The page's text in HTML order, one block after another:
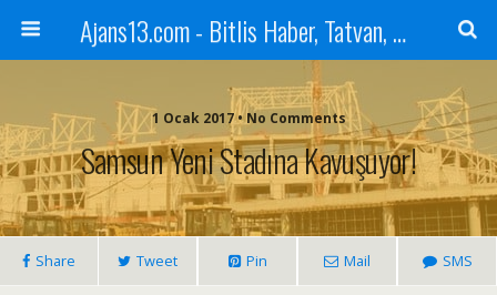
Ajans13.com - Bitlis Haber, Tatvan, Ahlat, Adilcevaz, Mutki, Hizan, Güroymak, Gazete, Ajans, 13, Haber
1 Ocak 2017 • No Comments
Samsun Yeni Stadına Kavuşuyor!
Share Tweet Pin Mail SMS